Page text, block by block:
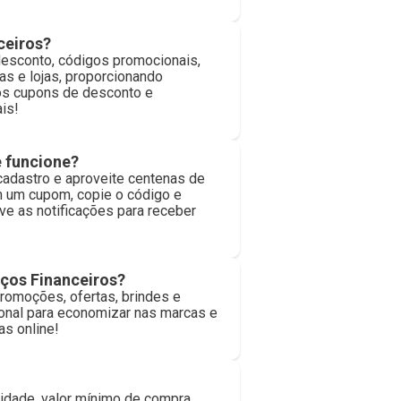
códigos promocionais,
e lojas, proporcionando
cupons de desconto e
funcione?
e aproveite centenas de
cupom, copie o código e
as notificações para receber
Financeiros?
ofertas, brindes e
para economizar nas marcas e
online!